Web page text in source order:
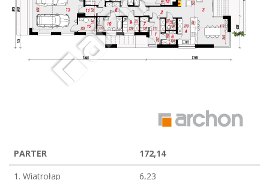
PARTER
172,14
1. Wiatrołap
6,23